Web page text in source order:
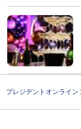
プレジデントオンライン